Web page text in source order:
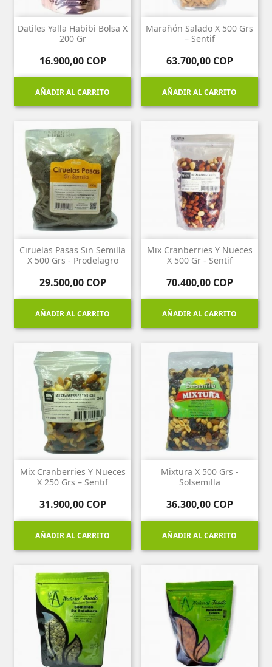
Datiles Yalla Habibi Bolsa X
200 Gr
Precio
16.900,00 COP
AÑADIR AL CARRITO
Marañón Salado X 500 Grs
– Sentif
Precio
63.700,00 COP
AÑADIR AL CARRITO
Ciruelas Pasas Sin Semilla
X 500 Grs - Prodelagro
Precio
29.500,00 COP
AÑADIR AL CARRITO
Mix Cranberries Y Nueces
X 500 Gr - Sentif
Precio
70.400,00 COP
AÑADIR AL CARRITO
Mix Cranberries Y Nueces
X 250 Grs – Sentif
Precio
31.900,00 COP
AÑADIR AL CARRITO
Mixtura X 500 Grs -
Solsemilla
Precio
36.300,00 COP
AÑADIR AL CARRITO